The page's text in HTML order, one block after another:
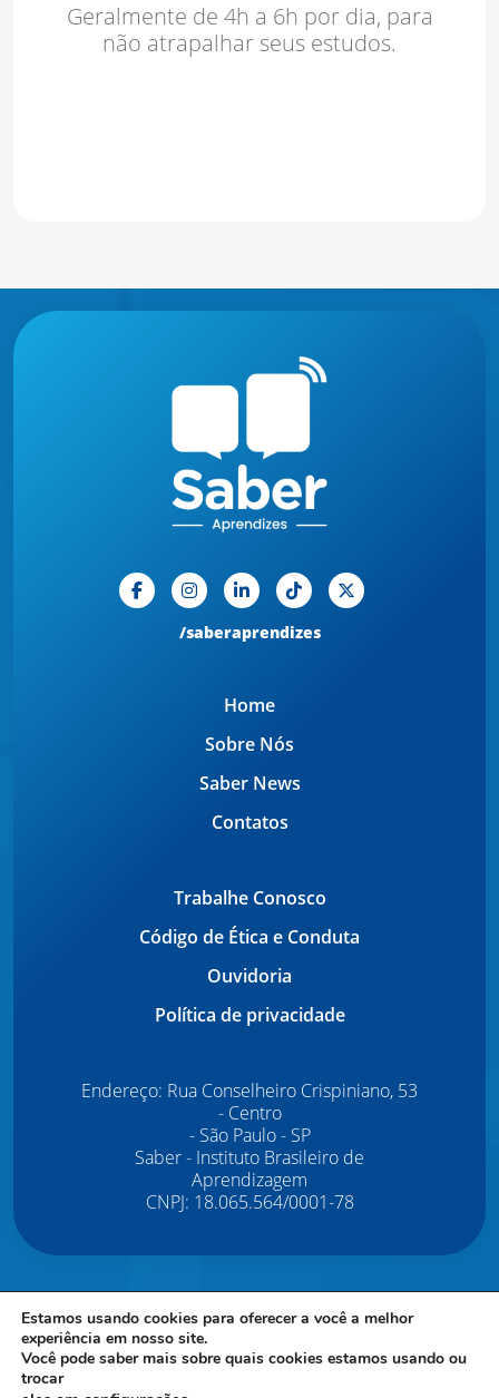
Geralmente de 4h a 6h por dia, para
não atrapalhar seus estudos.
/saberaprendizes
Home
Sobre Nós
Saber News
Contatos
Trabalhe Conosco
Código de Ética e Conduta
Ouvidoria
Política de privacidade
Endereço: Rua Conselheiro Crispiniano, 53
- Centro
- São Paulo - SP
Saber - Instituto Brasileiro de
Aprendizagem
CNPJ: 18.065.564/0001-78
© Copyright Saber – Instituto Brasileiro de Aprendizagem.
Direitos Autorais Reservados.É proibida a reprodução do
conteúdo deste site em qualquer meio de comunicação,
eletrônico ou impresso, sem autorização escrita do Saber.
Estamos usando cookies para oferecer a você a melhor
experiência em nosso site.
Você pode saber mais sobre quais cookies estamos usando ou
trocar